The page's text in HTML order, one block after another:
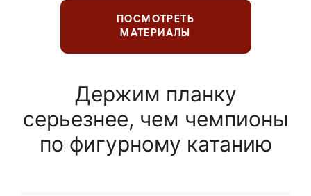
ПОСМОТРЕТЬ
МАТЕРИАЛЫ
Держим планку
серьезнее, чем чемпионы
по фигурному катанию